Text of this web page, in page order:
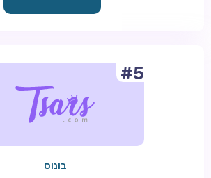
#5
בונוס